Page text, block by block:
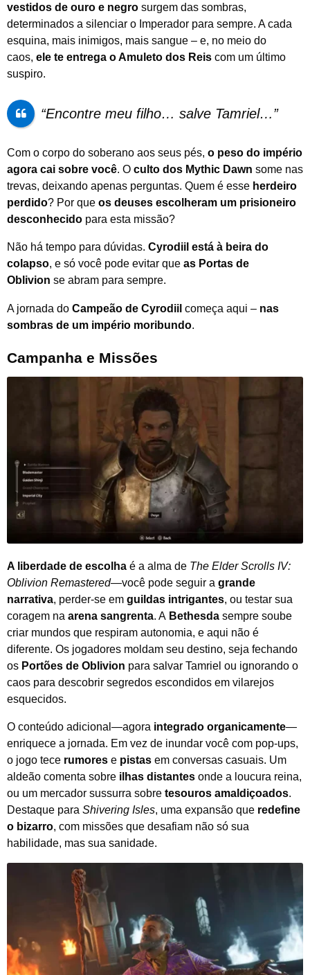
vestidos de ouro e negro surgem das sombras,
determinados a silenciar o Imperador para sempre. A cada
esquina, mais inimigos, mais sangue – e, no meio do
caos, ele te entrega o Amuleto dos Reis com um último
suspiro.
“Encontre meu filho… salve Tamriel…”
Com o corpo do soberano aos seus pés, o peso do império
agora cai sobre você. O culto dos Mythic Dawn some nas
trevas, deixando apenas perguntas. Quem é esse herdeiro
perdido? Por que os deuses escolheram um prisioneiro
desconhecido para esta missão?
Não há tempo para dúvidas. Cyrodiil está à beira do
colapso, e só você pode evitar que as Portas de
Oblivion se abram para sempre.
A jornada do Campeão de Cyrodiil começa aqui – nas
sombras de um império moribundo.
Campanha e Missões
A liberdade de escolha é a alma de The Elder Scrolls IV:
Oblivion Remastered—você pode seguir a grande
narrativa, perder-se em guildas intrigantes, ou testar sua
coragem na arena sangrenta. A Bethesda sempre soube
criar mundos que respiram autonomia, e aqui não é
diferente. Os jogadores moldam seu destino, seja fechando
os Portões de Oblivion para salvar Tamriel ou ignorando o
caos para descobrir segredos escondidos em vilarejos
esquecidos.
O conteúdo adicional—agora integrado organicamente—
enriquece a jornada. Em vez de inundar você com pop-ups,
o jogo tece rumores e pistas em conversas casuais. Um
aldeão comenta sobre ilhas distantes onde a loucura reina,
ou um mercador sussurra sobre tesouros amaldiçoados.
Destaque para Shivering Isles, uma expansão que redefine
o bizarro, com missões que desafiam não só sua
habilidade, mas sua sanidade.